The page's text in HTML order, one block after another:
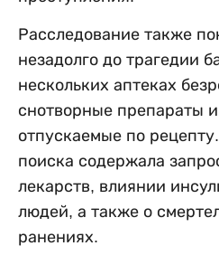
Расследование также
незадолго до трагедии
нескольких аптеках
снотворные препараты
отпускаемые по
поиска содержала
лекарств, влиянии
людей, а также о
ранениях.